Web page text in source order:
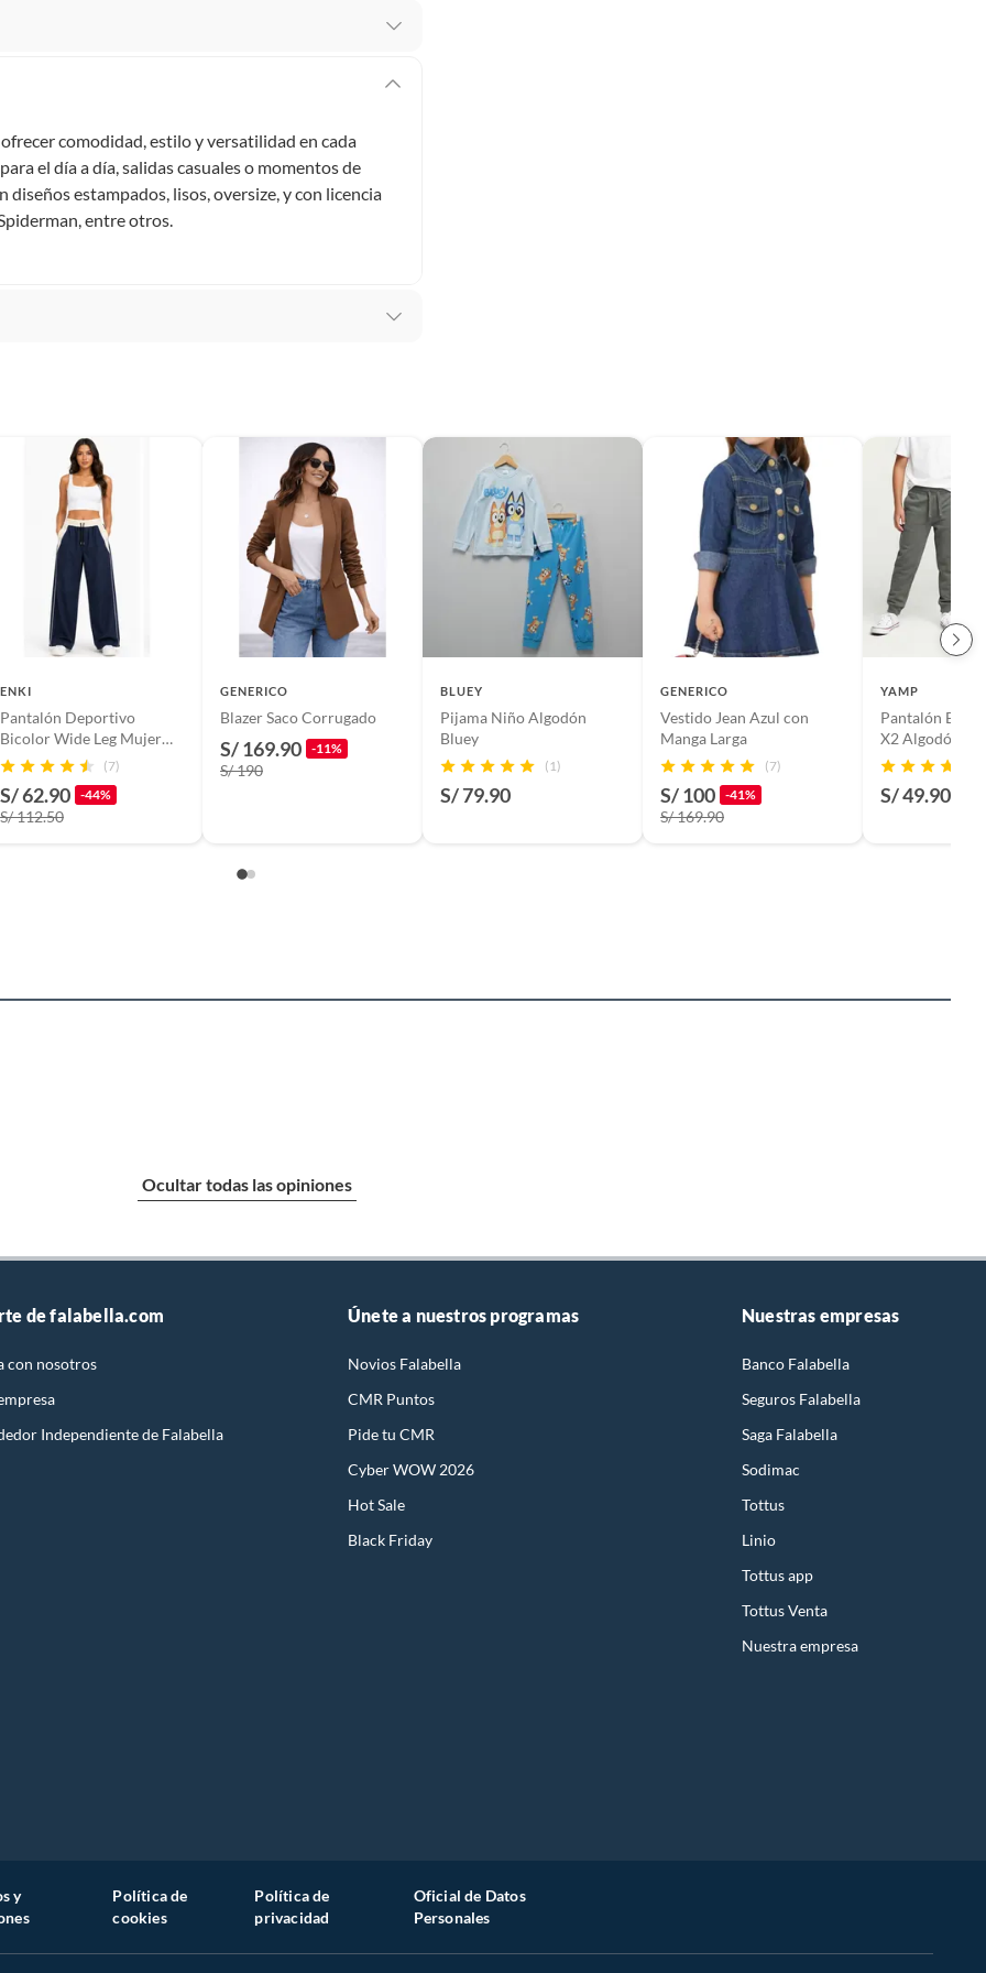
tienen:
productos para asfalto, hormigón, albañilería.
productos para asfalto.
alimenticios, vitaminas.
con señales de uso, sin empaques, etiquetas o sellos.
comodidad, estilo y versatilidad en cada
el día a día, salidas casuales o momentos de
estampados, lisos, oversize, y con licencia
entre otros.
animados
ENKI
Pantalón Deportivo
Bicolor Wide Leg Mujer
Azul Navy
(7)
S/ 62.90 -44%
S/ 112.50
GENERICO
Blazer Saco Corrugado
S/ 169.90 -11%
S/ 190
BLUEY
Pijama Niño Algodón
Bluey
(1)
S/ 79.90
GENERICO
Vestido Jean Azul con
Manga Larga
(7)
S/ 100 -41%
S/ 169.90
YAMP
Pantalón Buzo
X2 Algodón
S/ 49.90
Ocultar todas las opiniones
de falabella.com
con nosotros
Independiente de Falabella
Únete a nuestros programas
Novios Falabella
CMR Puntos
Pide tu CMR
Cyber WOW 2026
Hot Sale
Black Friday
Nuestras empresas
Banco Falabella
Seguros Falabella
Saga Falabella
Sodimac
Tottus
Linio
Tottus app
Tottus Venta
Nuestra empresa
y
Política de
cookies
Política de
privacidad
Oficial de Datos
Personales